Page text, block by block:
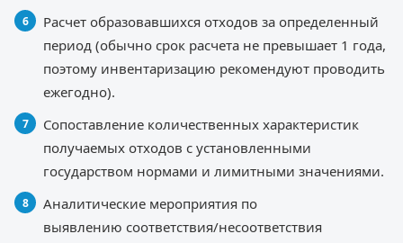
Расчет образовавшихся отходов за определенный
период (обычно срок расчета не превышает 1 года,
поэтому инвентаризацию рекомендуют проводить
ежегодно).
Сопоставление количественных характеристик
получаемых отходов с установленными
государством нормами и лимитными значениями.
Аналитические мероприятия по
выявлению соответствия/несоответствия